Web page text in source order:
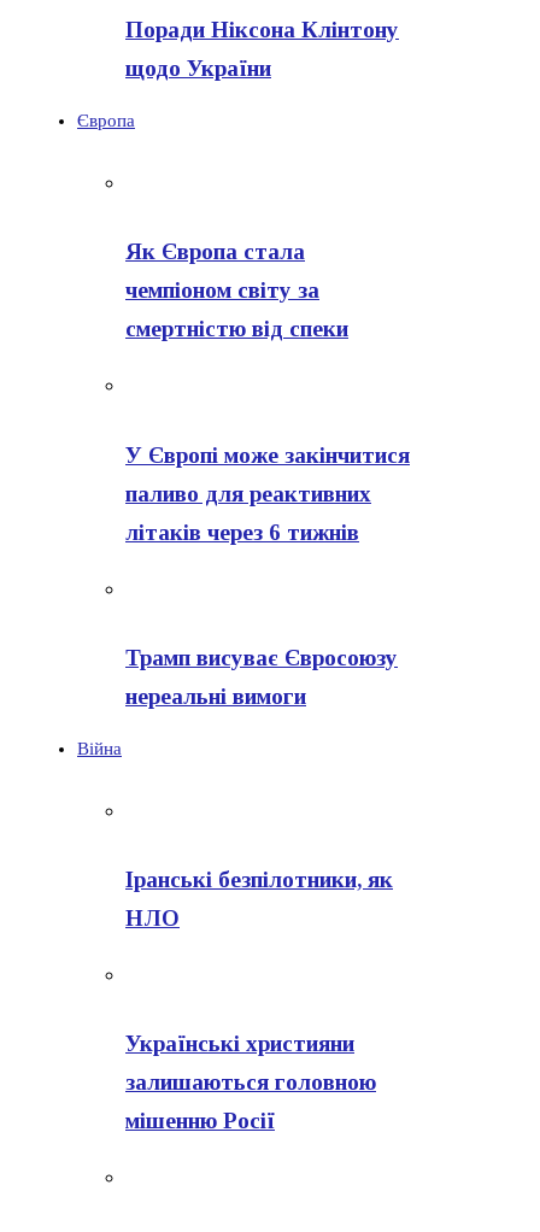
Поради Ніксона Клінтону
щодо України
Європа
Як Європа стала
чемпіоном світу за
смертністю від спеки
У Європі може закінчитися
паливо для реактивних
літаків через 6 тижнів
Трамп висуває Євросоюзу
нереальні вимоги
Війна
Іранські безпілотники, як
НЛО
Українські християни
залишаються головною
мішенню Росії